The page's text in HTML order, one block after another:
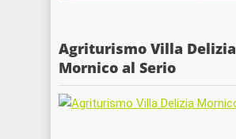
Agriturismo Villa Delizia
Mornico al Serio